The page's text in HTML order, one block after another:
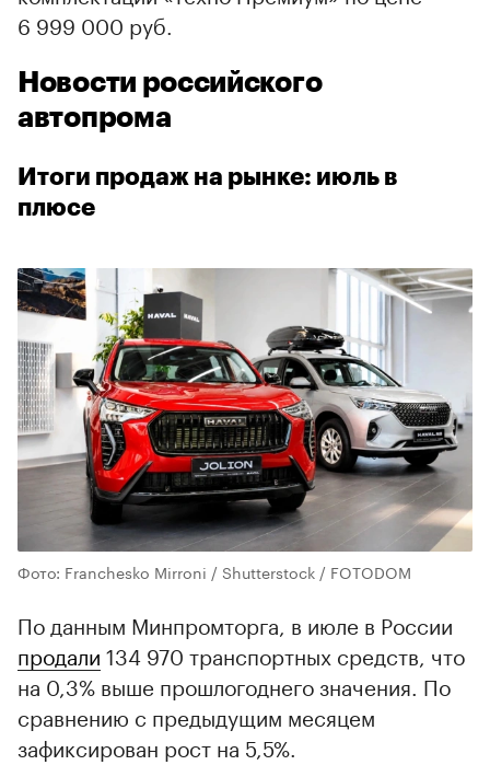
6 999 000 руб.
Новости российского
автопрома
Итоги продаж на рынке: июль в
плюсе
Фото: Franchesko Mirroni / Shutterstock / FOTODOM
По данным Минпромторга, в июле в России
продали 134 970 транспортных средств, что
на 0,3% выше прошлогоднего значения. По
сравнению с предыдущим месяцем
зафиксирован рост на 5,5%.